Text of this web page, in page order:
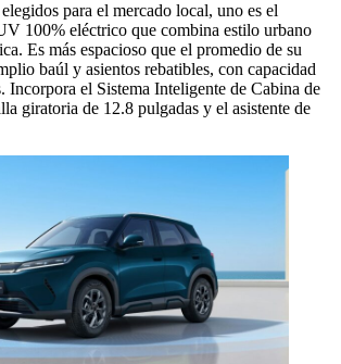
para el mercado local, uno es el
100% eléctrico que combina estilo urbano
Es más espacioso que el promedio de su
baúl y asientos rebatibles, con capacidad
Incorpora el Sistema Inteligente de Cabina de
giratoria de 12.8 pulgadas y el asistente de